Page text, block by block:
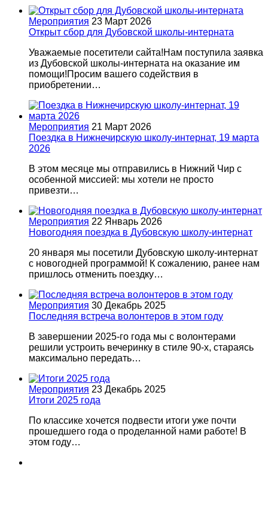
Мероприятия 23 Март 2026
Открыт сбор для Дубовской школы-интерната
Уважаемые посетители сайта!Нам поступила заявка
из Дубовской школы-интерната на оказание им
помощи!Просим вашего содействия в
приобретении…
Мероприятия 21 Март 2026
Поездка в Нижнечирскую школу-интернат, 19 марта
2026
В этом месяце мы отправились в Нижний Чир с
особенной миссией: мы хотели не просто
привезти…
Мероприятия 22 Январь 2026
Новогодняя поездка в Дубовскую школу-интернат
20 января мы посетили Дубовскую школу-интернат
с новогодней программой! К сожалению, ранее нам
пришлось отменить поездку…
Мероприятия 30 Декабрь 2025
Последняя встреча волонтеров в этом году
В завершении 2025-го года мы с волонтерами
решили устроить вечеринку в стиле 90-х, стараясь
максимально передать…
Мероприятия 23 Декабрь 2025
Итоги 2025 года
По классике хочется подвести итоги уже почти
прошедшего года о проделанной нами работе! В
этом году…